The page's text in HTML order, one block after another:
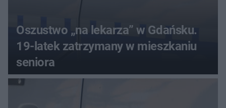
Oszustwo „na lekarza” w Gdańsku.
19-latek zatrzymany w mieszkaniu
seniora